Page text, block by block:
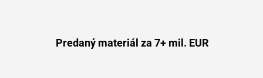
Predaný materiál za 7+ mil. EUR